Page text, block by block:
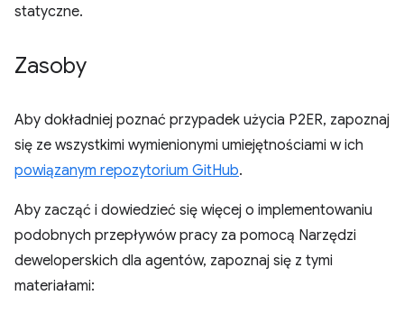
statyczne.
Zasoby
Aby dokładniej poznać przypadek użycia P2ER, zapoznaj
się ze wszystkimi wymienionymi umiejętnościami w ich
powiązanym repozytorium GitHub.
Aby zacząć i dowiedzieć się więcej o implementowaniu
podobnych przepływów pracy za pomocą Narzędzi
deweloperskich dla agentów, zapoznaj się z tymi
materiałami: